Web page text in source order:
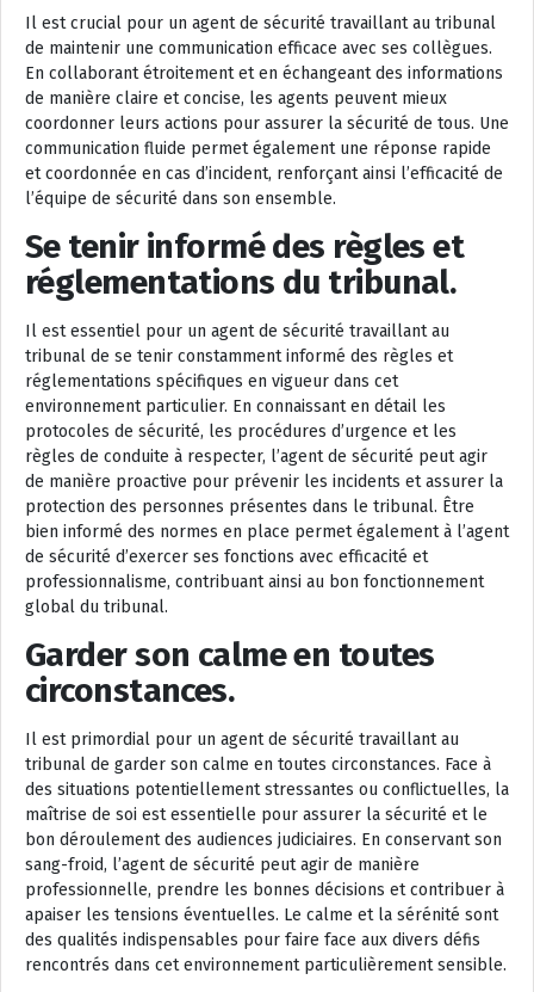
Il est crucial pour un agent de sécurité travaillant au tribunal
de maintenir une communication efficace avec ses collègues.
En collaborant étroitement et en échangeant des informations
de manière claire et concise, les agents peuvent mieux
coordonner leurs actions pour assurer la sécurité de tous. Une
communication fluide permet également une réponse rapide
et coordonnée en cas d’incident, renforçant ainsi l’efficacité de
l’équipe de sécurité dans son ensemble.
Se tenir informé des règles et
réglementations du tribunal.
Il est essentiel pour un agent de sécurité travaillant au
tribunal de se tenir constamment informé des règles et
réglementations spécifiques en vigueur dans cet
environnement particulier. En connaissant en détail les
protocoles de sécurité, les procédures d’urgence et les
règles de conduite à respecter, l’agent de sécurité peut agir
de manière proactive pour prévenir les incidents et assurer la
protection des personnes présentes dans le tribunal. Être
bien informé des normes en place permet également à l’agent
de sécurité d’exercer ses fonctions avec efficacité et
professionnalisme, contribuant ainsi au bon fonctionnement
global du tribunal.
Garder son calme en toutes
circonstances.
Il est primordial pour un agent de sécurité travaillant au
tribunal de garder son calme en toutes circonstances. Face à
des situations potentiellement stressantes ou conflictuelles, la
maîtrise de soi est essentielle pour assurer la sécurité et le
bon déroulement des audiences judiciaires. En conservant son
sang-froid, l’agent de sécurité peut agir de manière
professionnelle, prendre les bonnes décisions et contribuer à
apaiser les tensions éventuelles. Le calme et la sérénité sont
des qualités indispensables pour faire face aux divers défis
rencontrés dans cet environnement particulièrement sensible.